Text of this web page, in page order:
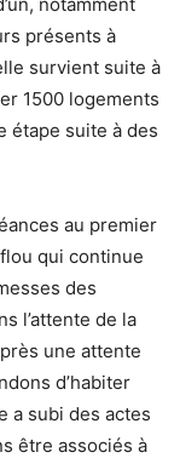
présents à
survient suite à
1500 logements
étape suite à des
au premier
qui continue
des
l’attente de la
une attente
d’habiter
a subi des actes
être associés à